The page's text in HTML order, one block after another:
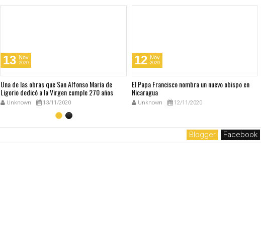
13 Nov
2020
Una de las obras que San Alfonso María de
Ligorio dedicó a la Virgen cumple 270 años
Unknown 13/11/2020
12 Nov
2020
El Papa Francisco nombra un nuevo obispo en
Nicaragua
Unknown 12/11/2020
Blogger Facebook